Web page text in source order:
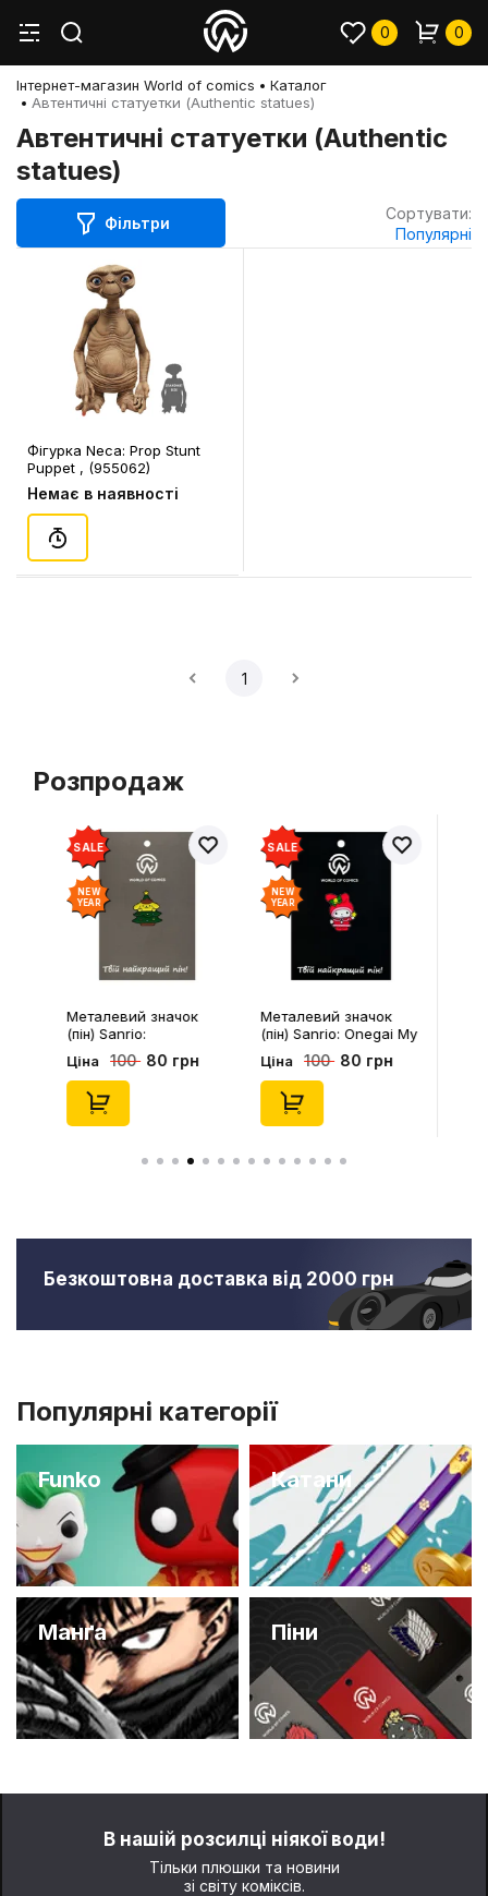
0 0
Інтернет-магазин World of comics
Каталог
Автентичні статуетки (Authentic statues)
Автентичні статуетки (Authentic
statues)
Фільтри
Сортувати:
Популярні
Фігурка Neca: Prop Stunt
Puppet , (955062)
Немає в наявності
1
Розпродаж
SALE
NEW
YEAR
Металевий значок
(пін) Sanrio:
Pompompurin On
Christmass Tree,
(14541)
Ціна 100 80 грн
SALE
NEW
YEAR
Металевий значок
(пін) Sanrio: Onegai My
Melody: Christmas My
Melody, (14543)
Ціна 100 80 грн
Безкоштовна доставка від 2000 грн
Популярні категорії
Funko Катани
Манґа Піни
В нашій розсилці ніякої води!
Тільки плюшки та новини
зі світу коміксів.